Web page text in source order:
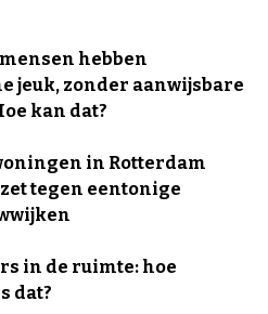
hebben
jeuk, zonder aanwijsbare
kan dat?
in Rotterdam
tegen eentonige
in de ruimte: hoe
dat?